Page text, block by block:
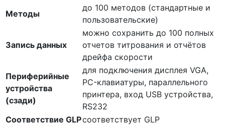
Методы
до 100 методов (стандартные и
пользовательские)
Запись данных
можно сохранить до 100 полных
отчетов титрования и отчётов
дрейфа скорости
Периферийные
устройства
(сзади)
для подключения дисплея VGA,
PC-клавиатуры, параллельного
принтера, вход USB устройства,
RS232
Соответствие GLPсоответствует GLP